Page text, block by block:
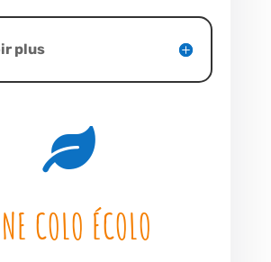
plus

COLO ÉCOLO